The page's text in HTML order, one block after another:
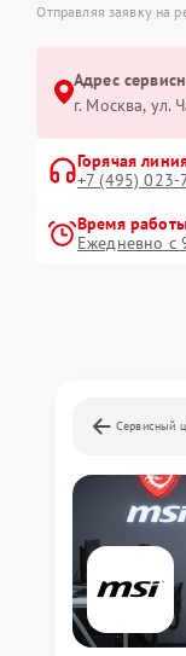
Отправляя заявку на
Адрес
г. Москва, ул.
Горячая
+7 (495) 023-
Время работы
Ежедневно с
Сервисный